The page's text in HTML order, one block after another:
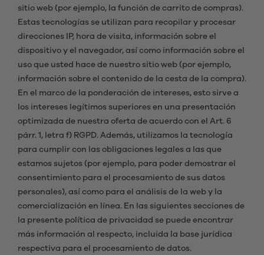
sitio web (por ejemplo, la función de carrito de compras).
Estas tecnologías se utilizan para recopilar y procesar
direcciones IP, hora de visita, información sobre el
dispositivo y el navegador, así como información sobre el
uso que usted hace de nuestro sitio web (por ejemplo,
información sobre el contenido de la cesta de la compra).
En el marco de la ponderación de intereses, esto sirve a
los intereses legítimos superiores en una presentación
optimizada de nuestra oferta de acuerdo con el Art. 6
párr. 1, letra f) RGPD. Además, utilizamos la tecnología
para cumplir con las obligaciones legales a las que
estamos sujetos (por ejemplo, para poder demostrar el
consentimiento para el procesamiento de sus datos
personales), así como para el análisis de la web y la
comercialización en línea. En las siguientes secciones de
la presente política de privacidad se puede encontrar
más información al respecto, incluida la base jurídica
respectiva para el procesamiento de datos.